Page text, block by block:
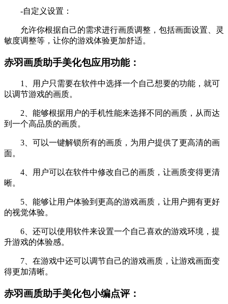
-自定义设置：
允许你根据自己的需求进行画质调整，包括画面设置、灵
敏度调整等，让你的游戏体验更加舒适。
赤羽画质助手美化包应用功能：
1、用户只需要在软件中选择一个自己想要的功能，就可
以调节游戏的画质。
2、能够根据用户的手机性能来选择不同的画质，从而达
到一个高品质的画质。
3、可以一键解锁所有的画质，为用户提供了更高清的画
面。
4、用户可以在软件中修改自己的画质，让画质变得更清
晰。
5、能够让用户体验到更高的游戏画质，让用户拥有更好
的视觉体验。
6、还可以使用软件来设置一个自己喜欢的游戏环境，提
升游戏的体验感。
7、在游戏中还可以调节自己的游戏画质，让游戏画面变
得更加清晰。
赤羽画质助手美化包小编点评：